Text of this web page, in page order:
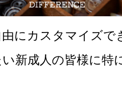
にカスタマイズで
新成人の皆様に特